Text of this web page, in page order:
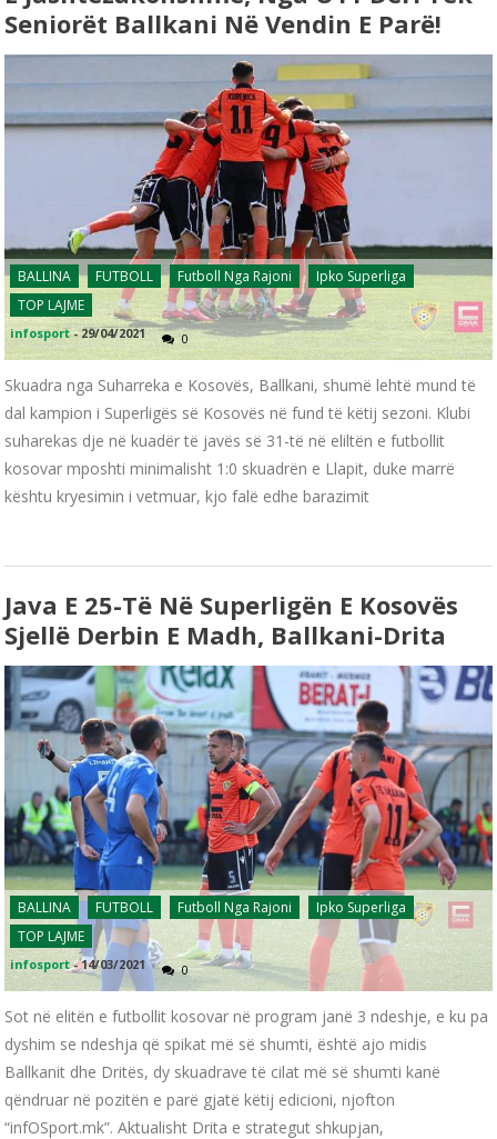
Seniorët Ballkani Në Vendin E Parë!
BALLINA FUTBOLL Futboll Nga Rajoni
Ipko Superliga
TOP LAJME
infosport -29/04/2021 0
Skuadra nga Suharreka e Kosovës, Ballkani, shumë lehtë mund të
dal kampion i Superligës së Kosovës në fund të këtij sezoni. Klubi
suharekas dje në kuadër të javës së 31-të në eliltën e futbollit
kosovar mposhti minimalisht 1:0 skuadrën e Llapit, duke marrë
kështu kryesimin i vetmuar, kjo falë edhe barazimit
Java E 25-Të Në Superligën E Kosovës
Sjellë Derbin E Madh, Ballkani-Drita
BALLINA FUTBOLL Futboll Nga Rajoni
Ipko Superliga
TOP LAJME
infosport -14/03/2021 0
Sot në elitën e futbollit kosovar në program janë 3 ndeshje, e ku pa
dyshim se ndeshja që spikat më së shumti, është ajo midis
Ballkanit dhe Dritës, dy skuadrave të cilat më së shumti kanë
qëndruar në pozitën e parë gjatë këtij edicioni, njofton
“infOSport.mk”. Aktualisht Drita e strategut shkupjan,